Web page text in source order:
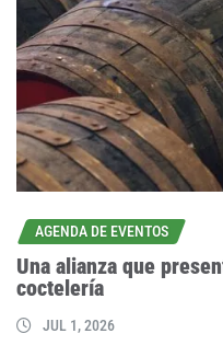
AGENDA DE EVENTOS
Una alianza que
coctelería
JUL 1, 2026